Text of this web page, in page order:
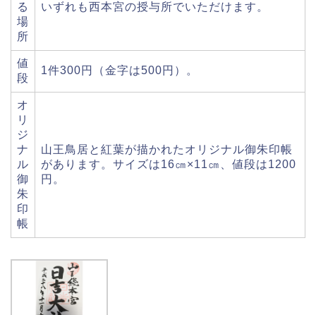
る
場
所
いずれも西本宮の授与所でいただけます。
値
段
1件300円（金字は500円）。
オ
リ
ジ
ナ
ル
御
朱
印
帳
山王鳥居と紅葉が描かれたオリジナル御朱印帳
があります。サイズは16㎝×11㎝、値段は1200
円。